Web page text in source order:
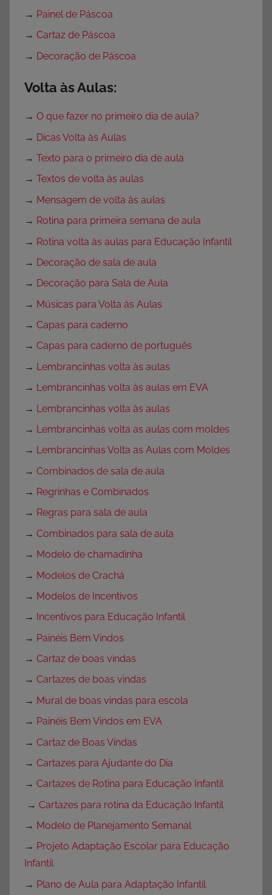
→ Painel de Páscoa
→ Cartaz de Páscoa
→ Decoração de Páscoa
Volta às Aulas:
→ O que fazer no primeiro dia de aula?
→ Dicas Volta às Aulas
→ Texto para o primeiro dia de aula
→ Textos de volta às aulas
→ Mensagem de volta às aulas
→ Rotina para primeira semana de aula
→ Rotina volta às aulas para Educação Infantil
→ Decoração de sala de aula
→ Decoração para Sala de Aula
→ Músicas para Volta às Aulas
→ Capas para caderno
→ Capas para caderno de português
→ Lembrancinhas volta às aulas
→ Lembrancinhas volta às aulas em EVA
→ Lembrancinhas volta às aulas
→ Lembrancinhas volta as aulas com moldes
→ Lembrancinhas Volta as Aulas com Moldes
→ Combinados de sala de aula
→ Regrinhas e Combinados
→ Regras para sala de aula
→ Combinados para sala de aula
→ Modelo de chamadinha
→ Modelos de Crachá
→ Modelos de Incentivos
→
Incentivos para Educação Infantil
→ Painéis Bem Vindos
→ Cartaz de boas vindas
→ Cartazes de boas vindas
→ Mural de boas vindas para escola
→ Painéis Bem Vindos em EVA
→ Cartaz de Boas Vindas
→ Cartazes para Ajudante do Dia
→ Cartazes de Rotina para Educação Infantil
→ Cartazes para rotina da Educação Infantil
→ Modelo de Planejamento Semanal
→ Projeto Adaptação Escolar para Educação
Infantil
→ Plano de Aula para Adaptação Infantil